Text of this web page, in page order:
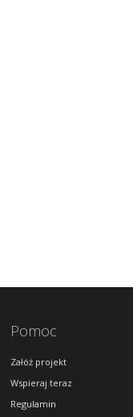
Pomoc
Załóż projekt
Wspieraj teraz
Regulamin